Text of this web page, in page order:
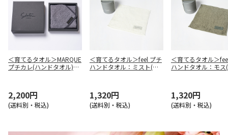
＜育てるタオル＞MARQUE
プチカレ(ハンドタオル)：
2,200円
(送料別・税込)
＜育てるタオル＞feel プチ
ハンドタオル：ミスト(白
1,320円
(送料別・税込)
＜育てるタオル＞
ハンドタオル：モス
1,320円
(送料別・税込)